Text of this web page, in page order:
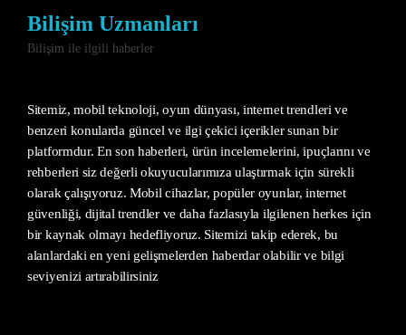
Bilişim Uzmanları
Bilişim ile ilgili haberler
Sitemiz, mobil teknoloji, oyun dünyası, internet trendleri ve
benzeri konularda güncel ve ilgi çekici içerikler sunan bir
platformdur. En son haberleri, ürün incelemelerini, ipuçlarını ve
rehberleri siz değerli okuyucularımıza ulaştırmak için sürekli
olarak çalışıyoruz. Mobil cihazlar, popüler oyunlar, internet
güvenliği, dijital trendler ve daha fazlasıyla ilgilenen herkes için
bir kaynak olmayı hedefliyoruz. Sitemizi takip ederek, bu
alanlardaki en yeni gelişmelerden haberdar olabilir ve bilgi
seviyenizi artırabilirsiniz